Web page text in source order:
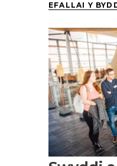
EFALLAI Y